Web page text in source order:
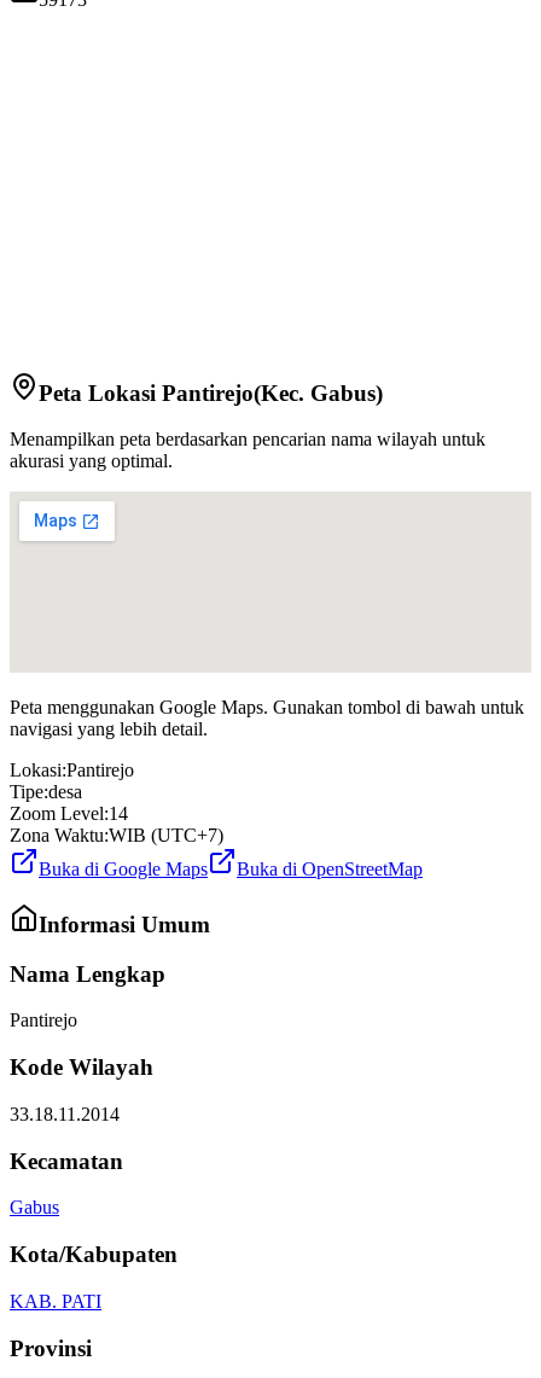
Peta Lokasi Pantirejo(Kec. Gabus)
Menampilkan peta berdasarkan pencarian nama wilayah untuk
akurasi yang optimal.
Peta menggunakan Google Maps. Gunakan tombol di bawah untuk
navigasi yang lebih detail.
Lokasi:Pantirejo
Tipe:desa
Zoom Level:14
Zona Waktu:WIB (UTC+7)
Buka di Google Maps
Buka di OpenStreetMap
Informasi Umum
Nama Lengkap
Pantirejo
Kode Wilayah
33.18.11.2014
Kecamatan
Gabus
Kota/Kabupaten
KAB. PATI
Provinsi